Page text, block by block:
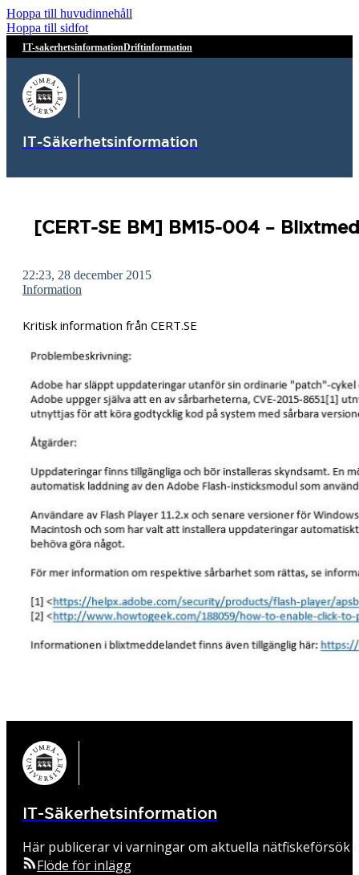
Hoppa till huvudinnehåll
Hoppa till sidfot
IT-sakerhetsinformationDriftinformation
IT-Säkerhetsinformation
[CERT-SE BM] BM15-004 –
22:23, 28 december 2015
Information
Kritisk information från CERT.SE
IT-Säkerhetsinformation
Här publicerar vi varningar om aktuella
Flöde för inlägg